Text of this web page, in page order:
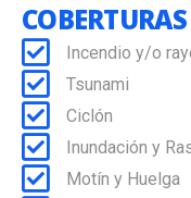
COBERTURAS
Incendio y/o
Tsunami
Ciclón
Inundación y
Motín y Huelga